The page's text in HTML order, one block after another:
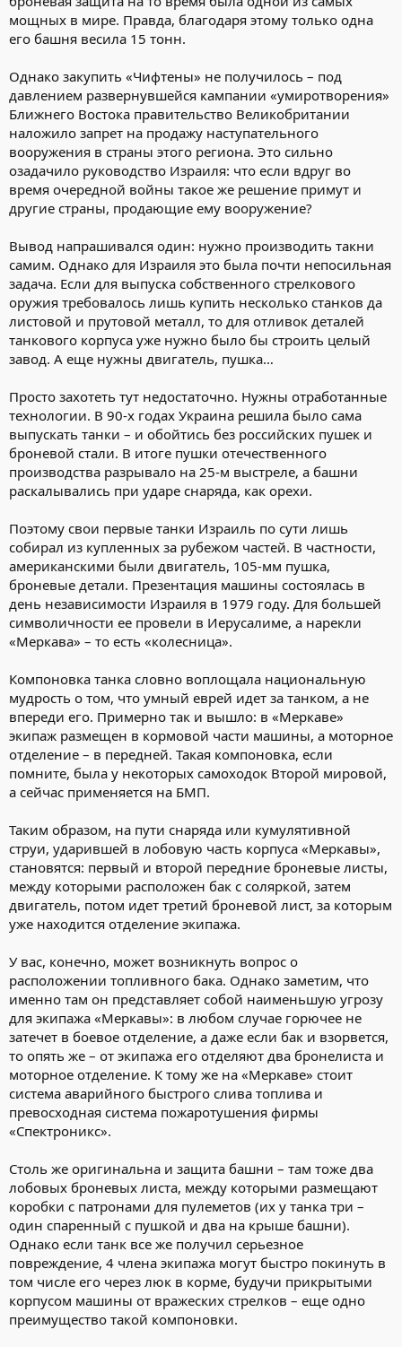
мощных в мире. Правда, благодаря этому только одна
его башня весила 15 тонн.
Однако закупить «Чифтены» не получилось – под
давлением развернувшейся кампании «умиротворения»
Ближнего Востока правительство Великобритании
наложило запрет на продажу наступательного
вооружения в страны этого региона. Это сильно
озадачило руководство Израиля: что если вдруг во
время очередной войны такое же решение примут и
другие страны, продающие ему вооружение?
Вывод напрашивался один: нужно производить такни
самим. Однако для Израиля это была почти непосильная
задача. Если для выпуска собственного стрелкового
оружия требовалось лишь купить несколько станков да
листовой и прутовой металл, то для отливок деталей
танкового корпуса уже нужно было бы строить целый
завод. А еще нужны двигатель, пушка…
Просто захотеть тут недостаточно. Нужны отработанные
технологии. В 90-х годах Украина решила было сама
выпускать танки – и обойтись без российских пушек и
броневой стали. В итоге пушки отечественного
производства разрывало на 25-м выстреле, а башни
раскалывались при ударе снаряда, как орехи.
Поэтому свои первые танки Израиль по сути лишь
собирал из купленных за рубежом частей. В частности,
американскими были двигатель, 105-мм пушка,
броневые детали. Презентация машины состоялась в
день независимости Израиля в 1979 году. Для большей
символичности ее провели в Иерусалиме, а нарекли
«Меркава» – то есть «колесница».
Компоновка танка словно воплощала национальную
мудрость о том, что умный еврей идет за танком, а не
впереди его. Примерно так и вышло: в «Меркаве»
экипаж размещен в кормовой части машины, а моторное
отделение – в передней. Такая компоновка, если
помните, была у некоторых самоходок Второй мировой,
а сейчас применяется на БМП.
Таким образом, на пути снаряда или кумулятивной
струи, ударившей в лобовую часть корпуса «Меркавы»,
становятся: первый и второй передние броневые листы,
между которыми расположен бак с соляркой, затем
двигатель, потом идет третий броневой лист, за которым
уже находится отделение экипажа.
У вас, конечно, может возникнуть вопрос о
расположении топливного бака. Однако заметим, что
именно там он представляет собой наименьшую угрозу
для экипажа «Меркавы»: в любом случае горючее не
затечет в боевое отделение, а даже если бак и взорвется,
то опять же – от экипажа его отделяют два бронелиста и
моторное отделение. К тому же на «Меркаве» стоит
система аварийного быстрого слива топлива и
превосходная система пожаротушения фирмы
«Спектроникс».
Столь же оригинальна и защита башни – там тоже два
лобовых броневых листа, между которыми размещают
коробки с патронами для пулеметов (их у танка три –
один спаренный с пушкой и два на крыше башни).
Однако если танк все же получил серьезное
повреждение, 4 члена экипажа могут быстро покинуть в
том числе его через люк в корме, будучи прикрытыми
корпусом машины от вражеских стрелков – еще одно
преимущество такой компоновки.